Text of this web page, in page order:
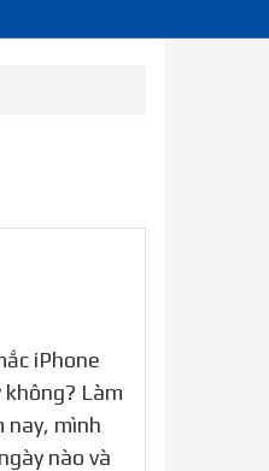
iPhone
Làm
nay, mình
nào và